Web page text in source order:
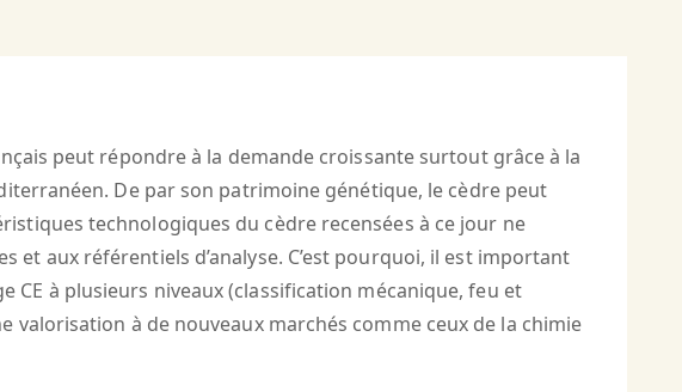
peut répondre à la demande croissante surtout grâce à la
De par son patrimoine génétique, le cèdre peut
technologiques du cèdre recensées à ce jour ne
aux référentiels d’analyse. C’est pourquoi, il est important
CE à plusieurs niveaux (classification mécanique, feu et
à de nouveaux marchés comme ceux de la chimie